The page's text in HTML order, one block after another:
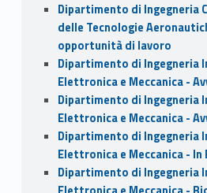
Dipartimento di Ingegneria
delle Tecnologie
opportunità di lavoro
Dipartimento di Ingegneria
Elettronica e Meccanica -
Dipartimento di Ingegneria
Elettronica e Meccanica -
Dipartimento di Ingegneria
Elettronica e Meccanica - In
Dipartimento di Ingegneria